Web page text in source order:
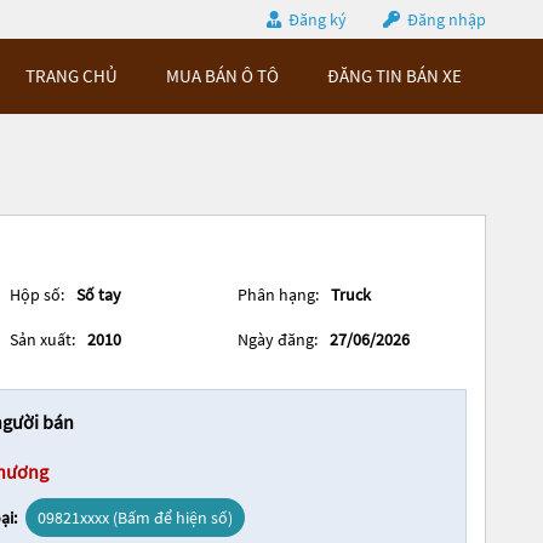
Đăng ký Đăng nhập
TRANG CHỦ MUA BÁN Ô TÔ ĐĂNG TIN BÁN XE
Hộp số: Số tay Phân hạng: Truck
Sản xuất: 2010 Ngày đăng: 27/06/2026
bán
09821xxxx (Bấm để hiện số)